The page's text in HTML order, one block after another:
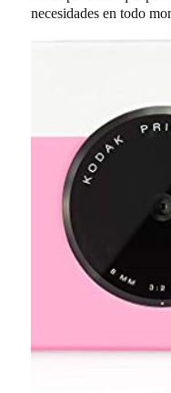
necesidades en todo